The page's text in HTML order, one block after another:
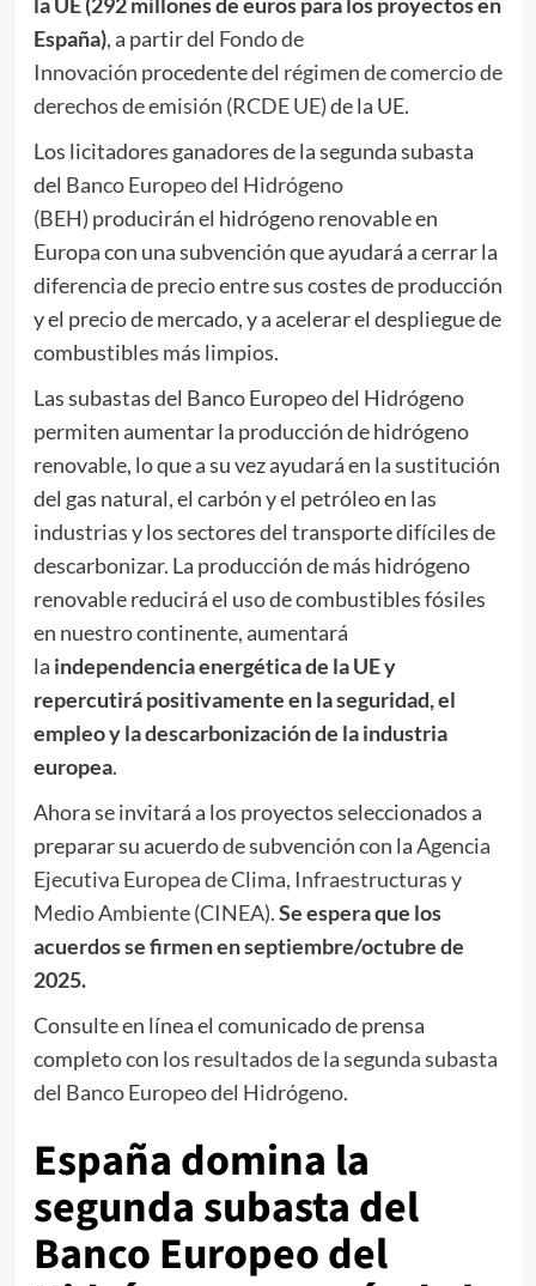
España), a partir del Fondo de
Innovación procedente del régimen de comercio de
derechos de emisión (RCDE UE)de la UE.
Los licitadores ganadores de la segunda subasta
del Banco Europeo del Hidrógeno
(BEH) producirán el hidrógeno renovable en
Europa con una subvención que ayudará a cerrar la
diferencia de precio entre sus costes de producción
y el precio de mercado, y a acelerar el despliegue de
combustibles más limpios.
Las subastas del Banco Europeo del Hidrógeno
permiten aumentar la producción de hidrógeno
renovable, lo que a su vez ayudará en la sustitución
del gas natural, el carbón y el petróleo en las
industrias y los sectores del transporte difíciles de
descarbonizar. La producción de más hidrógeno
renovable reducirá el uso de combustibles fósiles
en nuestro continente, aumentará
la independencia energética de la UE y
repercutirá positivamente en la seguridad, el
empleo y la descarbonización de la industria
europea.
Ahora se invitará a los proyectos seleccionados a
preparar su acuerdo de subvención con laAgencia
Ejecutiva Europea de Clima, Infraestructuras y
Medio Ambiente (CINEA).Se espera que los
acuerdos se firmen en septiembre/octubre de
2025.
Consulte en línea el comunicado de prensa
completo con los resultados de la segunda subasta
del Banco Europeo del Hidrógeno.
España domina la
segunda subasta del
Banco Europeo del